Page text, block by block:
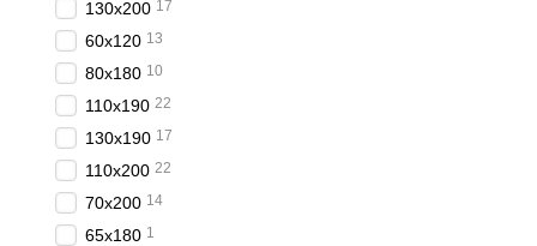
130x200 17
60x120 13
80x180 10
110x190 22
130x190 17
110x200 22
70x200 14
65x180 1